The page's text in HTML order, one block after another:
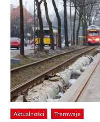
Aktualności Tramwaje